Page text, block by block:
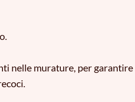
nelle murature, per garantire